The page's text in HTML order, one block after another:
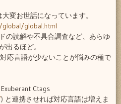
変お世話になっています。
global.html
の読解や不具合調査など、あらゆ
出るほど。
応言語が少ないことが悩みの種で
Ctags
) と連携させれば対応言語は増えま